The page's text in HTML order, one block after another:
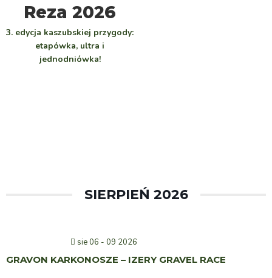
WYBIERZ
Reza 2026
3. edycja kaszubskiej przygody:
etapówka, ultra i
jednodniówka!
SIERPIEŃ 2026
sie 06 - 09 2026
GRAVON KARKONOSZE – IZERY GRAVEL RACE